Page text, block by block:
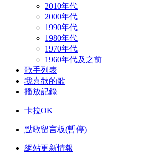
2010年代
2000年代
1990年代
1980年代
1970年代
1960年代及之前
歌手列表
我喜歡的歌
播放記錄
卡拉OK
點歌留言板(暫停)
網站更新情報